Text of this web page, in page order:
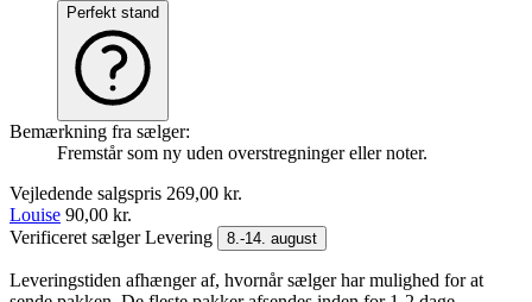
Perfekt stand
Bemærkning fra sælger:
Fremstår som ny uden overstregninger eller noter.
Vejledende salgspris 269,00 kr.
Louise 90,00 kr.
Verificeret sælgerLevering 8.-14. august
Leveringstiden afhænger af, hvornår sælger har mulighed for at